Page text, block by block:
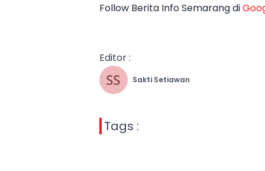
Follow Berita Info Semarang di
Editor :
Sakti Setiawan
Tags :